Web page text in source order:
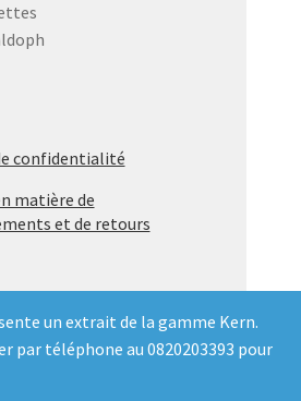
un extrait de la gamme Kern.
par téléphone au 0820203393 pour
confidentialité
matière de
et de retours
2026